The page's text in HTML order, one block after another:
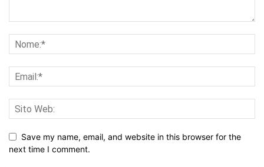
Save my name, email, and website in this browser for the
next time I comment.